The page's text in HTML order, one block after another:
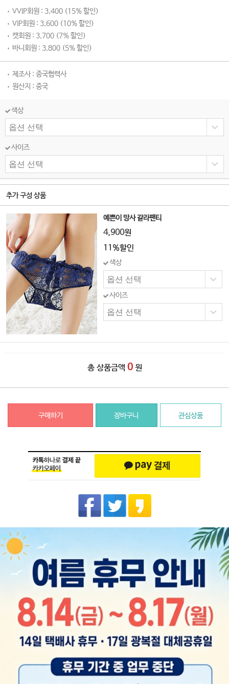
VVIP회원 : 3,400 (15% 할인)
VIP회원 : 3,600 (10% 할인)
캣회원 : 3,700 (7% 할인)
바니회원 : 3,800 (5% 할인)
제조사 : 중국협력사
원산지 : 중국
색상
사이즈
추가 구성 상품
예쁜이 망사 갈라팬티
4,900원
11%할인
색상
사이즈
총 상품금액 0 원
구매하기 장바구니 관심상품